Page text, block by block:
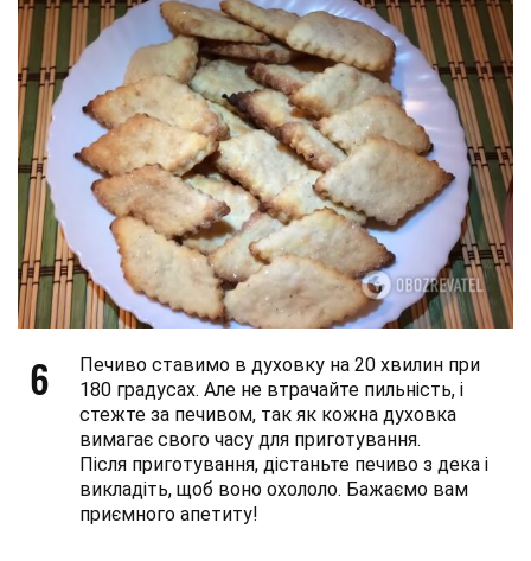
6
Печиво ставимо в духовку на 20 хвилин при
180 градусах. Але не втрачайте пильність, і
стежте за печивом, так як кожна духовка
вимагає свого часу для приготування.
Після приготування, дістаньте печиво з дека і
викладіть, щоб воно охололо. Бажаємо вам
приємного апетиту!